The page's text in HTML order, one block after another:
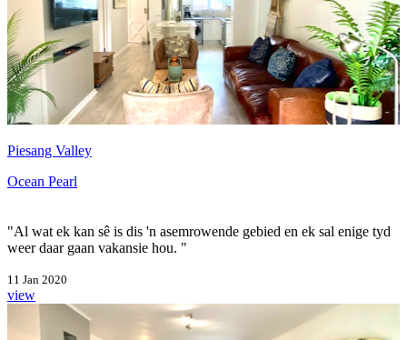
Piesang Valley
Ocean Pearl
"Al wat ek kan sê is dis 'n asemrowende gebied en ek sal enige tyd
weer daar gaan vakansie hou. "
11 Jan 2020
view